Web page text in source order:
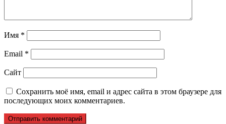
Имя *
Email *
Сайт
Сохранить моё имя, email и адрес сайта в этом браузере для
последующих моих комментариев.